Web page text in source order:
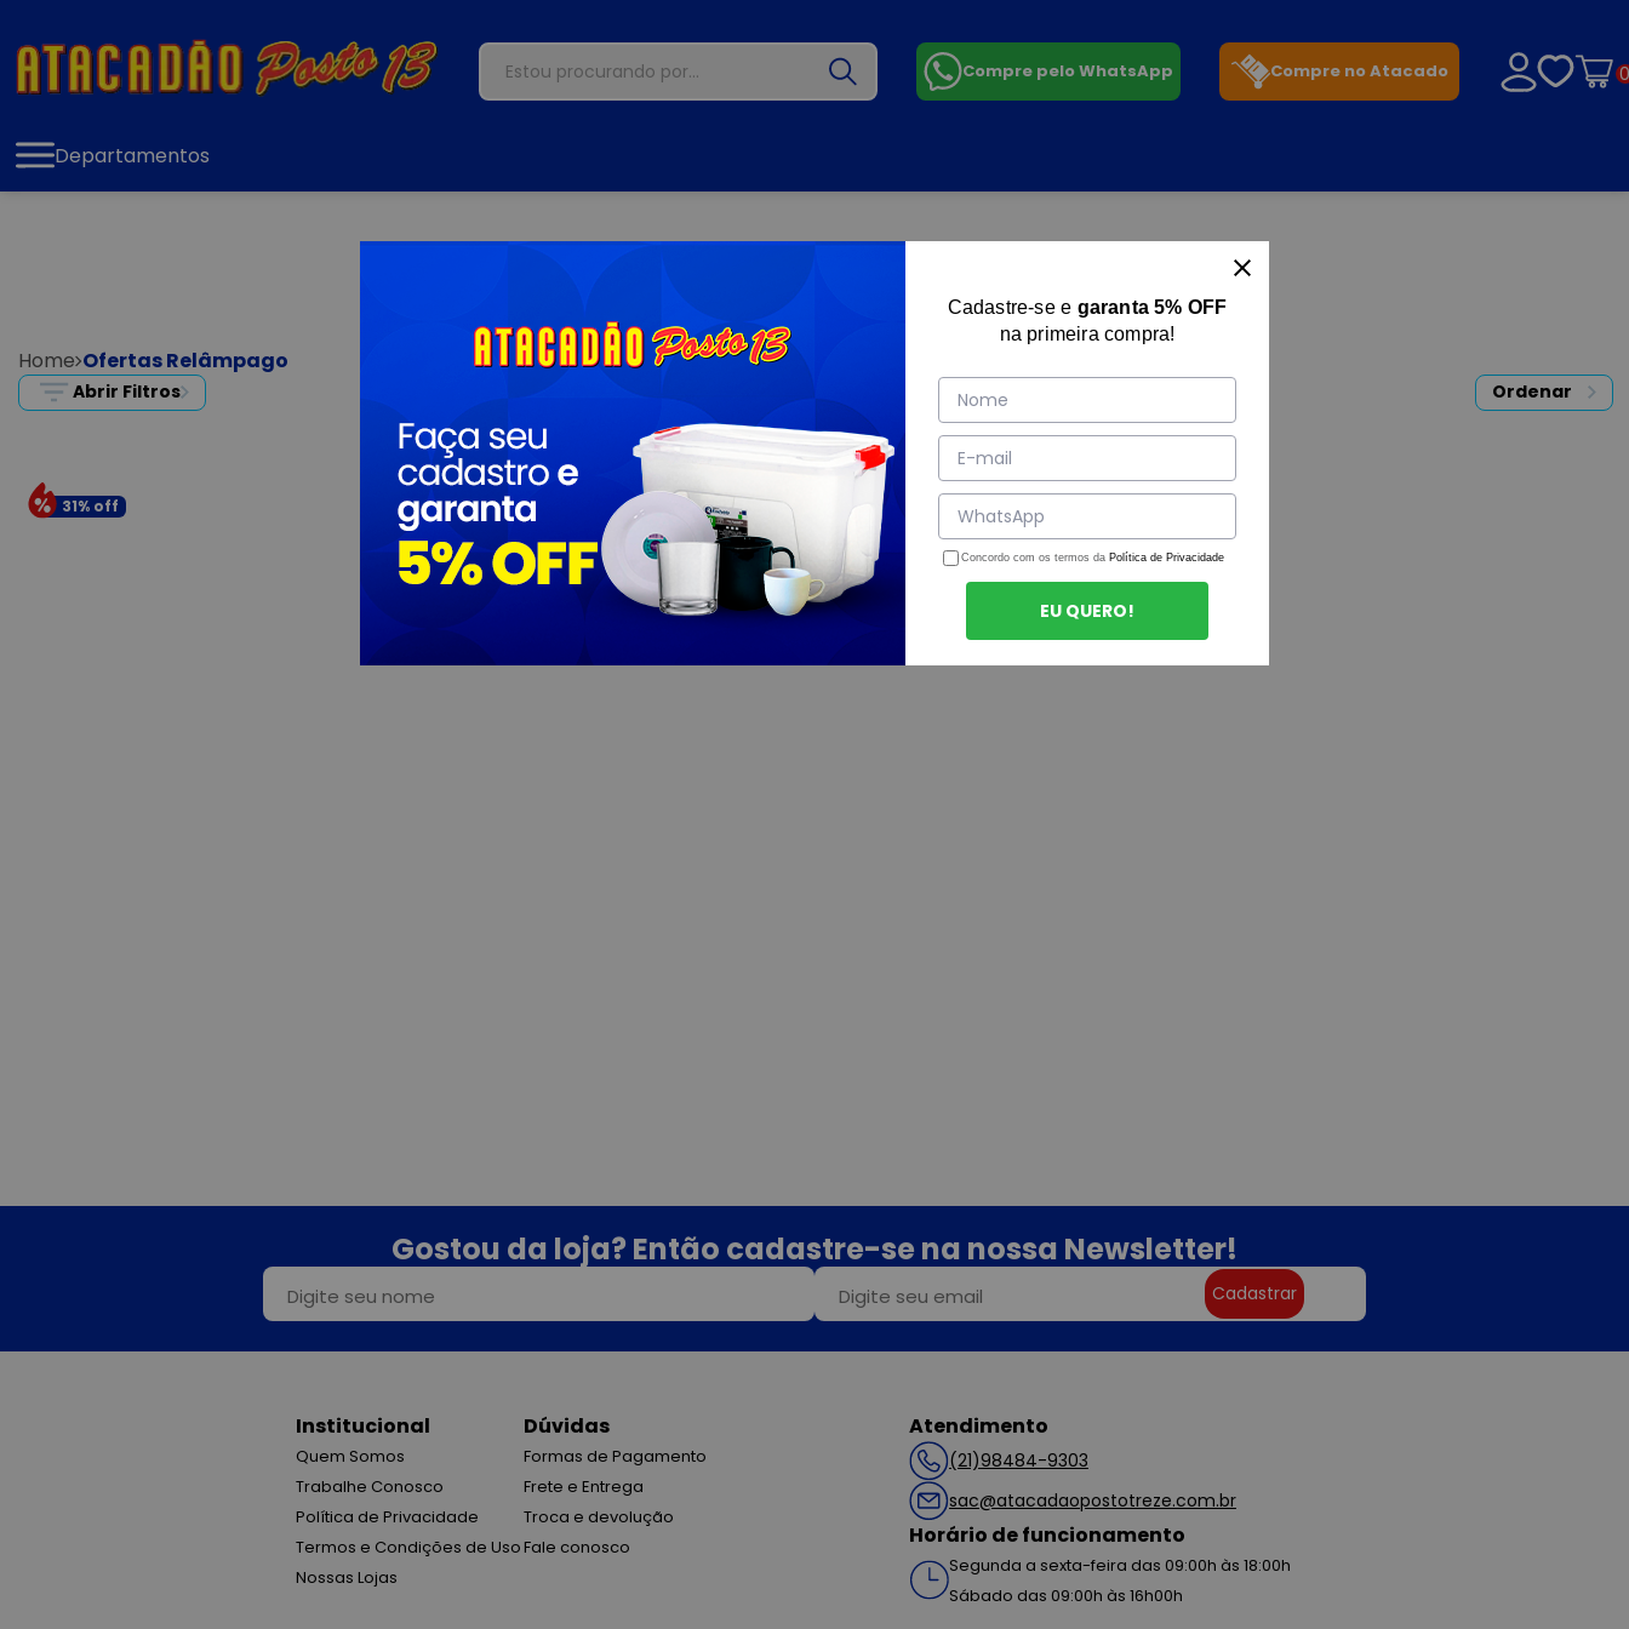
Compre pelo WhatsApp Compre no Atacado
Departamentos
Home Ofertas Relâmpago
Abrir Filtros Ordenar
Gostou da loja? Então cadastre-se na nossa Newsletter!
Cadastrar
Institucional
Quem Somos
Trabalhe Conosco
Política de Privacidade
Termos e Condições de Uso
Nossas Lojas
Dúvidas
Formas de Pagamento
Frete e Entrega
Troca e devolução
Fale conosco
Atendimento
(21)98484-9303
sac@atacadaopostotreze.com.br
Horário de funcionamento
Segunda a sexta-feira das 09:00h às 18:00h
Sábado das 09:00h às 16h00h
Cadastre-se e garanta 5% OFF
na primeira compra!
Concordo com os termos da Política de Privacidade
EU QUERO!